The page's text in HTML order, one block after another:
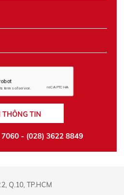
THÔNG TIN
7060 - (028) 3622 8849
Q.10, TP.HCM